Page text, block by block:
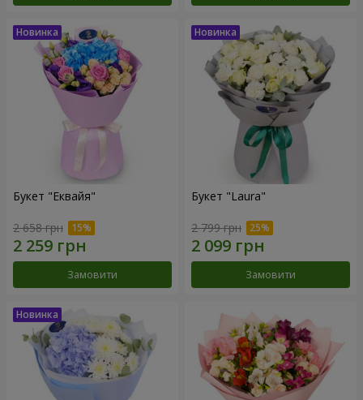
Букет "Еквайя"
2 658 грн
Замовити
Букет "Laura"
2 799 грн
Замовити